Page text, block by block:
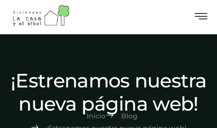
¡Estrenamos nuestra
nueva página web!
Inicio
Blog